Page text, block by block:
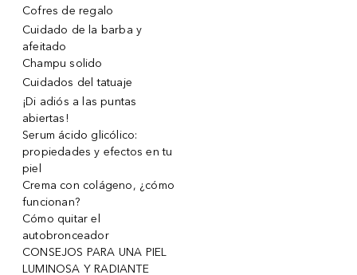
Cofres de regalo
Cuidado de la barba y
afeitado
Champu solido
Cuidados del tatuaje
¡Di adiós a las puntas
abiertas!
Serum ácido glicólico:
propiedades y efectos en tu
piel
Crema con colágeno, ¿cómo
funcionan?
Cómo quitar el
autobronceador
CONSEJOS PARA UNA PIEL
LUMINOSA Y RADIANTE